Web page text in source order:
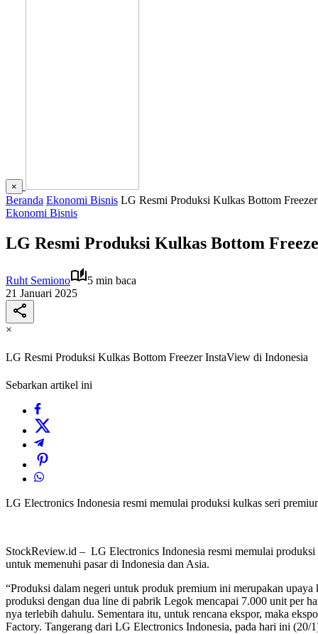
×
Beranda Ekonomi Bisnis LG Resmi Produksi Kulkas Bottom
Ekonomi Bisnis
LG Resmi Produksi Kulkas Bottom
Ruht Semiono
5 min baca
21 Januari 2025
×
LG Resmi Produksi Kulkas Bottom Freezer InstaView di Indonesia
Sebarkan artikel ini
LG Electronics Indonesia resmi memulai produksi kulkas seri
StockReview.id – LG Electronics Indonesia resmi memulai
untuk memenuhi pasar di Indonesia dan Asia.
“Produksi dalam negeri untuk produk premium ini merupakan
produksi dengan dua line di pabrik Legok mencapai 7.000 unit per
nya terlebih dahulu. Sementara itu, untuk rencana ekspor, maka
Factory. Tangerang dari LG Electronics Indonesia, pada hari ini (20/